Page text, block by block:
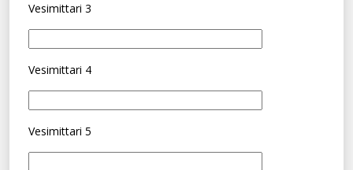
Vesimittari 3
Vesimittari 4
Vesimittari 5